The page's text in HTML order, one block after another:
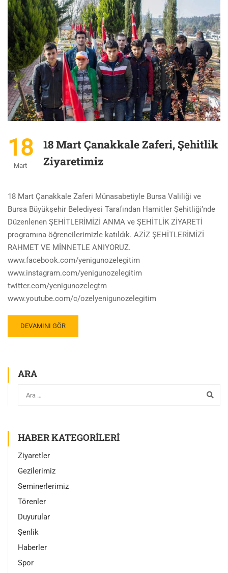
18
Mart
18 Mart Çanakkale Zaferi, Şehitlik
Ziyaretimiz
18 Mart Çanakkale Zaferi Münasabetiyle Bursa Valiliği ve
Bursa Büyükşehir Belediyesi Tarafından Hamitler Şehitliği’nde
Düzenlenen ŞEHİTLERİMİZİ ANMA ve ŞEHİTLİK ZİYARETİ
programına öğrencilerimizle katıldık. AZİZ ŞEHİTLERİMİZİ
RAHMET VE MİNNETLE ANIYORUZ.
www.facebook.com/yenigunozelegitim
www.instagram.com/yenigunozelegitim
twitter.com/yenigunozelegtm
www.youtube.com/c/ozelyenigunozelegitim
DEVAMINI GÖR
ARA
HABER KATEGORILERI
Ziyaretler
Gezilerimiz
Seminerlerimiz
Törenler
Duyurular
Şenlik
Haberler
Spor